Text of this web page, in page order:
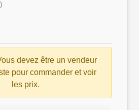
devez être un vendeur
pour commander et voir
les prix.